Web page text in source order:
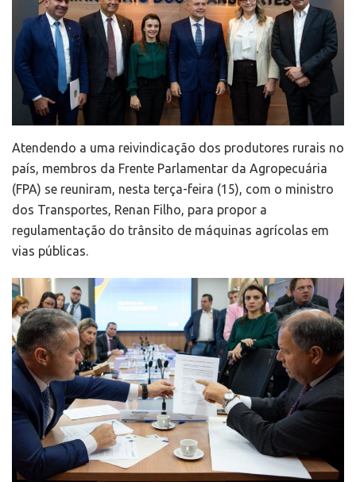
Atendendo a uma reivindicação dos produtores rurais no
país, membros da Frente Parlamentar da Agropecuária
(FPA) se reuniram, nesta terça-feira (15), com o ministro
dos Transportes, Renan Filho, para propor a
regulamentação do trânsito de máquinas agrícolas em
vias públicas.